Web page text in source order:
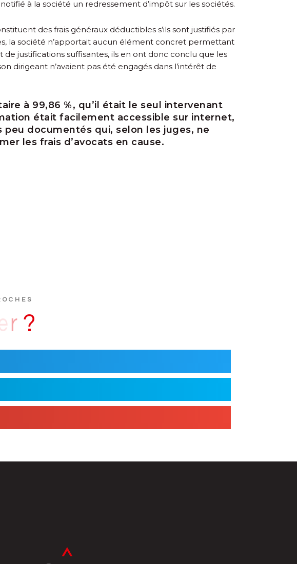
à la société un redressement d’impôt sur les sociétés.
des frais généraux déductibles s’ils sont justifiés par
la société n’apportait aucun élément concret permettant
justifications suffisantes, ils en ont donc conclu que les
dirigeant n’avaient pas été engagés dans l’intérêt de
à 99,86 %, qu’il était le seul intervenant
était facilement accessible sur internet,
documentés qui, selon les juges, ne
les frais d’avocats en cause.